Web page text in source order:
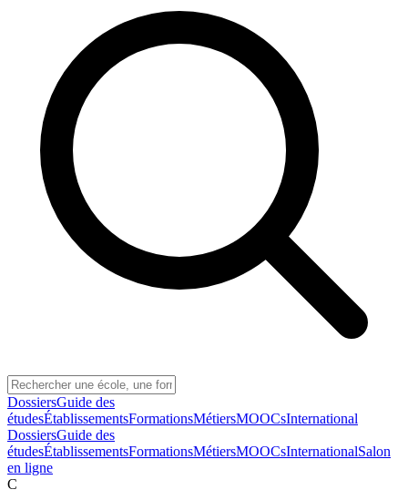
DossiersGuide des
étudesÉtablissementsFormationsMétiersMOOCsInternational
DossiersGuide des
étudesÉtablissementsFormationsMétiersMOOCsInternationalSalon
en ligne
C